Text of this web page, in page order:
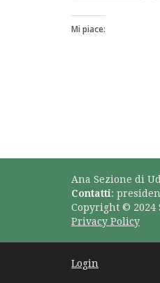
Mi piace:
Ana Sezione di
Contatti:
Copyright ©
Privacy Policy
Login